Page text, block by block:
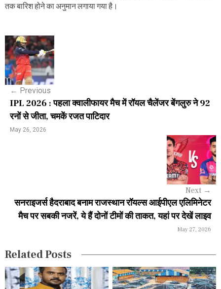
तक बारिश होने का अनुमान लगाया गया है।
P
o
s
n
a
o
n
← Previous
IPL 2026 : पहला क्वालीफायर मैच में रॉयल चैलेंजर बेंगलुरु ने 92
रनों से जीता, चमकें रजत पाटिदार
May 26, 2026
Next →
सनराइजर्स हैदराबाद बनाम राजस्थान रॉयल्स आईपीएल एलिमिनेटर
मैच पर सबकी नजरें, ये हैं दोनों टीमों की ताकत, यहां पर देखें लाइव
May 27, 2026
Related Posts